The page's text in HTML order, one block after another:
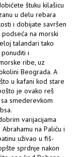
štuku kilašicu
u delu rebara
i dobijate savršen
na morski
talandari tako
i
ribe, uz
Beograda. A
u kafani kod stare
je ovako reš
smederevkom
varijacijama
na Paliću i
uživao u fiš-
sprdnje nakon